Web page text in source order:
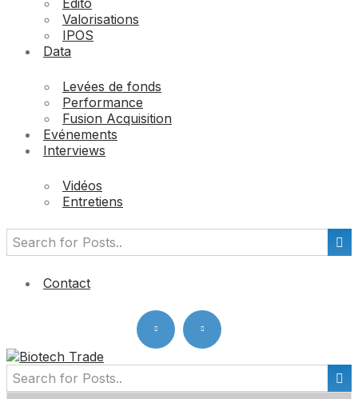
Edito
Valorisations
IPOS
Data
Levées de fonds
Performance
Fusion Acquisition
Evénements
Interviews
Vidéos
Entretiens
Contact